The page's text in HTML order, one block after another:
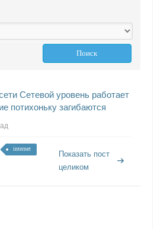
Сетевой уровень работает
потихоньку загибаются
internet
Показать пост
целиком